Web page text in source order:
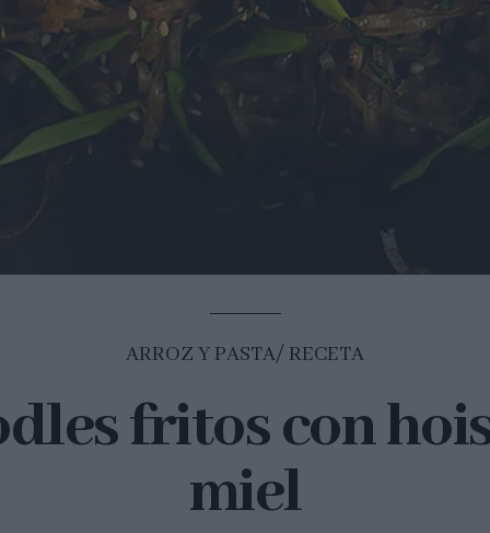
ARROZ Y PASTA RECETA
fritos con
miel